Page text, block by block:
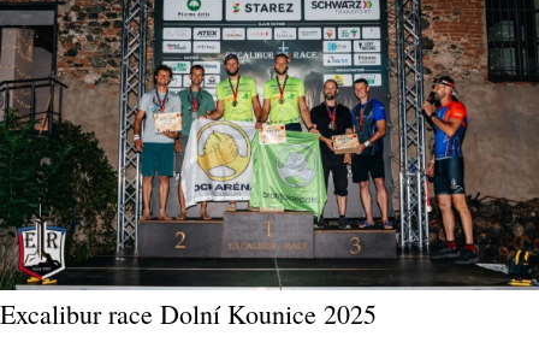
Excalibur race Dolní Kounice 2025